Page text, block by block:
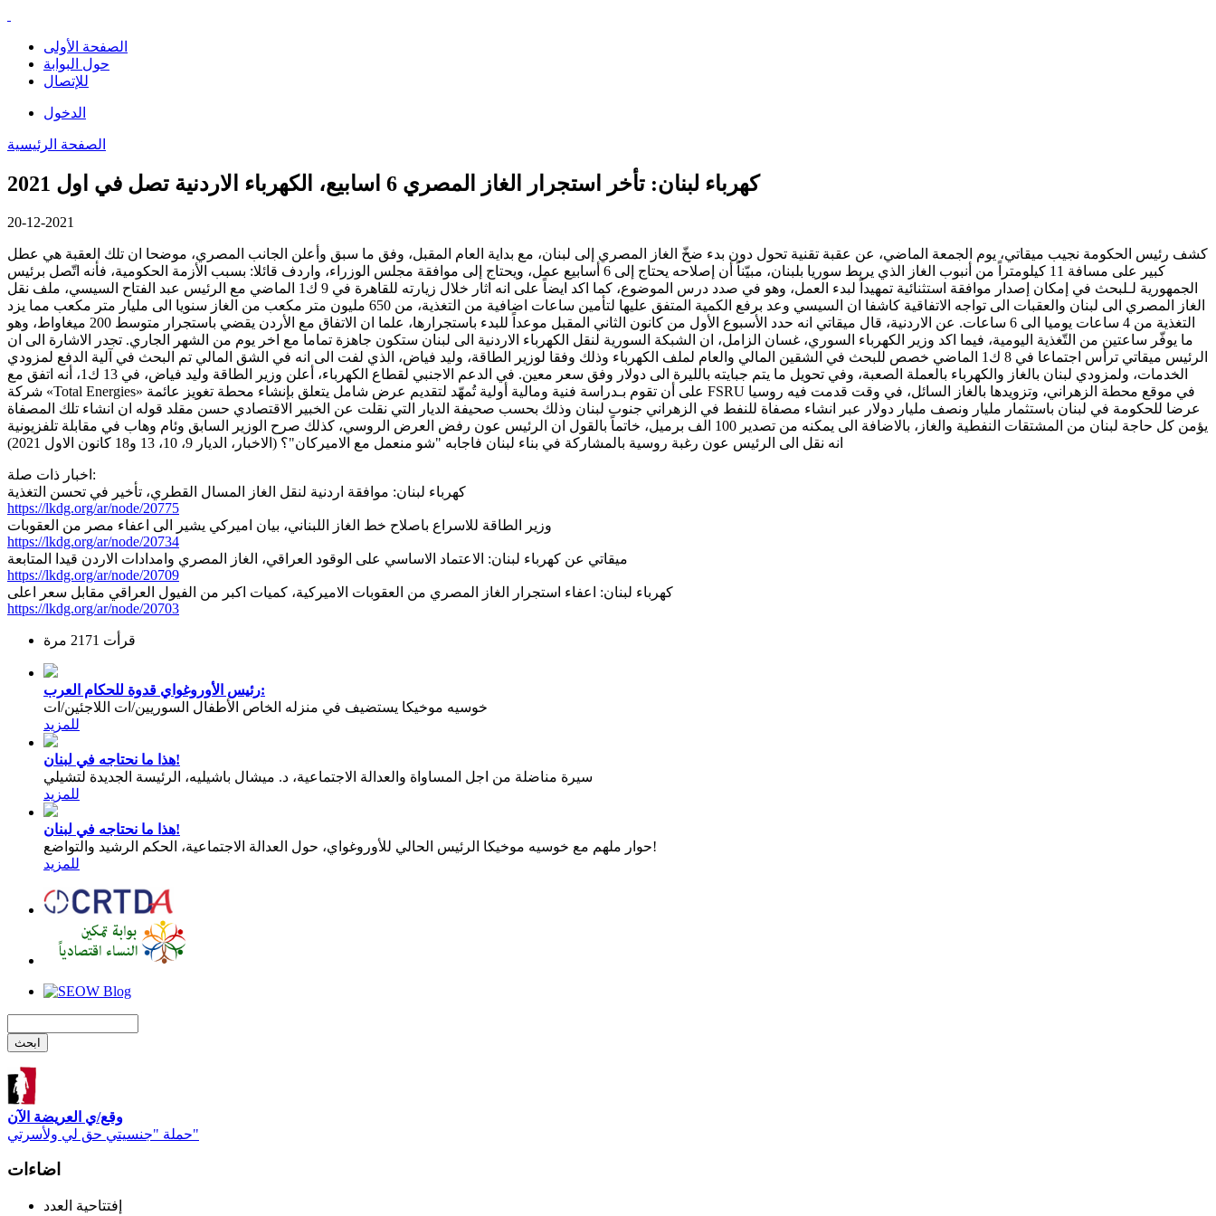
الصفحة الأولى
حول البوابة
للإتصال
الدخول
الصفحة الرئيسية
كهرباء لبنان: تأخر استجرار الغاز المصري 6 اسابيع، الكهرباء الاردنية تصل في اول 2021
20-12-2021
كشف رئيس الحكومة نجيب ميقاتي، يوم الجمعة الماضي، عن عقبة تقنية تحول دون بدء ضخّ الغاز المصري إلى لبنان، مع بداية العام المقبل، وفق ما سبق وأعلن الجانب المصري، موضحا ان تلك العقبة هي عطل
كبير على مسافة 11 كيلومتراً من أنبوب الغاز الذي يربط سوريا بلبنان، مبيّناً أن إصلاحه يحتاج إلى 6 أسابيع عمل، ويحتاج إلى موافقة مجلس الوزراء، واردف قائلا: بسبب الأزمة الحكومية، فأنه اتّصل برئيس
الجمهورية لـلبحث في إمكان إصدار موافقة استثنائية تمهيداً لبدء العمل، وهو في صدد درس الموضوع، كما اكد ايضاً على انه اثار خلال زيارته للقاهرة في 9 ك1 الماضي مع الرئيس عبد الفتاح السيسي، ملف نقل
الغاز المصري الى لبنان والعقبات الى تواجه الاتفاقية كاشفا ان السيسي وعد برفع الكمية المتفق عليها لتأمين ساعات اضافية من التغذية، من 650 مليون متر مكعب من الغاز سنويا الى مليار متر مكعب مما يزد
التغذية من 4 ساعات يوميا الى 6 ساعات. عن الاردنية، قال ميقاتي انه حدد الأسبوع الأول من كانون الثاني المقبل موعداً للبدء باستجرارها، علما ان الاتفاق مع الأردن يقضي باستجرار متوسط 200 ميغاواط، وهو
ما يوفّر ساعتين من التّغذية اليومية، فيما اكد وزير الكهرباء السوري، غسان الزامل، ان الشبكة السورية لنقل الكهرباء الاردنية الى لبنان ستكون جاهزة تماما مع اخر يوم من الشهر الجاري. تجدر الاشارة الى ان
الرئيس ميقاتي ترأس اجتماعا في 8 ك1 الماضي خصص للبحث في الشقين المالي والعام لملف الكهرباء وذلك وفقا لوزير الطاقة، وليد فياض، الذي لفت الى انه في الشق المالي تم البحث في آلية الدفع لمزودي
الخدمات، ولمزودي لبنان بالغاز والكهرباء بالعملة الصعبة، وفي تحويل ما يتم جبايته بالليرة الى دولار وفق سعر معين. في الدعم الاجنبي لقطاع الكهرباء، أعلن وزير الطاقة وليد فياض، في 13 ك1، أنه اتفق مع
شركة «Total Energies» على أن تقوم بـدراسة فنية ومالية أولية تُمهّد لتقديم عرض شامل يتعلق بإنشاء محطة تغويز عائمة FSRU في موقع محطة الزهراني، وتزويدها بالغاز السائل، في وقت قدمت فيه روسيا
عرضا للحكومة في لبنان باستثمار مليار ونصف مليار دولار عبر انشاء مصفاة للنفط في الزهراني جنوب لبنان وذلك بحسب صحيفة الديار التي نقلت عن الخبير الاقتصادي حسن مقلد قوله ان انشاء تلك المصفاة
يؤمن كل حاجة لبنان من المشتقات النفطية والغاز، بالاضافة الى يمكنه من تصدير 100 الف برميل، خاتماً بالقول ان الرئيس عون رفض العرض الروسي، كذلك صرح الوزير السابق وئام وهاب في مقابلة تلفزيونية
انه نقل الى الرئيس عون رغبة روسية بالمشاركة في بناء لبنان فاجابه "شو منعمل مع الاميركان"؟ (الاخبار، الديار 9، 10، 13 و18 كانون الاول 2021)
اخبار ذات صلة:
كهرباء لبنان: موافقة اردنية لنقل الغاز المسال القطري، تأخير في تحسن التغذية
https://lkdg.org/ar/node/20775
وزير الطاقة للاسراع باصلاح خط الغاز اللبناني، بيان اميركي يشير الى اعفاء مصر من العقوبات
https://lkdg.org/ar/node/20734
ميقاتي عن كهرباء لبنان: الاعتماد الاساسي على الوقود العراقي، الغاز المصري وامدادات الاردن قيدا المتابعة
https://lkdg.org/ar/node/20709
كهرباء لبنان: اعفاء استجرار الغاز المصري من العقوبات الاميركية، كميات اكبر من الفيول العراقي مقابل سعر اعلى
https://lkdg.org/ar/node/20703
قرأت 2171 مرة
رئيس الأوروغواي قدوة للحكام العرب:
خوسيه موخيكا يستضيف في منزله الخاص الأطفال السوريين/ات اللاجئين/ات
للمزيد
هذا ما نحتاجه في لبنان!
سيرة مناضلة من اجل المساواة والعدالة الاجتماعية، د. ميشال باشيليه، الرئيسة الجديدة لتشيلي
للمزيد
هذا ما نحتاجه في لبنان!
حوار ملهم مع خوسيه موخيكا الرئيس الحالي للأوروغواي، حول العدالة الاجتماعية، الحكم الرشيد والتواضع!
للمزيد
وقع/ي العريضة الآن
حملة "جنسيتي حق لي ولأسرتي"
اضاءات
إفتتاحية العدد